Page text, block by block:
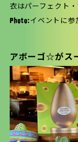
衣はパーフェクト・
Photo:イベントに
アボーゴ☆がス